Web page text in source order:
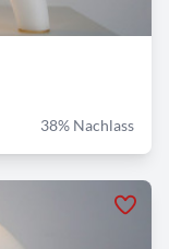
38% Nachlass